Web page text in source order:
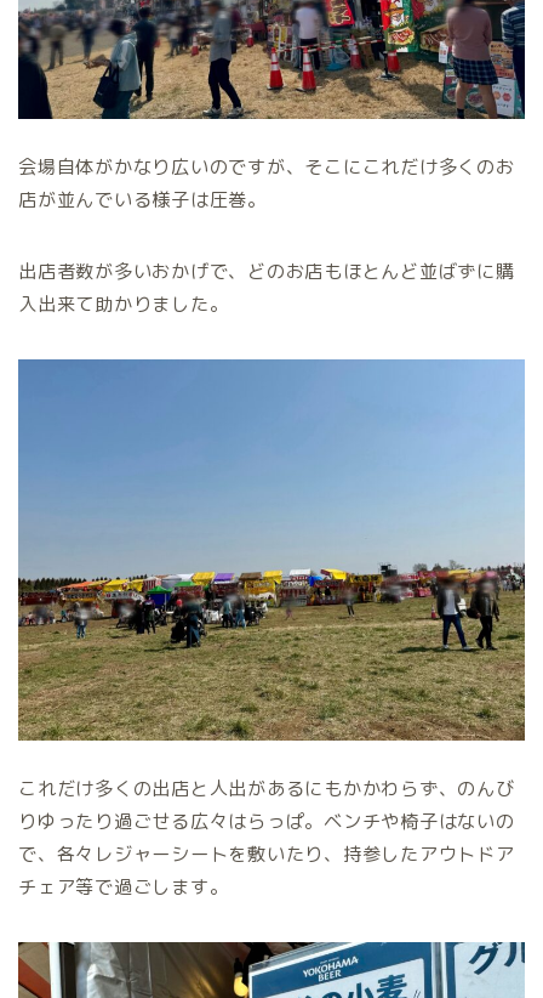
会場自体がかなり広いのですが、そこにこれだけ多くのお
店が並んでいる様子は圧巻。
出店者数が多いおかげで、どのお店もほとんど並ばずに購
入出来て助かりました。
これだけ多くの出店と人出があるにもかかわらず、のんび
りゆったり過ごせる広々はらっぱ。ベンチや椅子はないの
で、各々レジャーシートを敷いたり、持参したアウトドア
チェア等で過ごします。